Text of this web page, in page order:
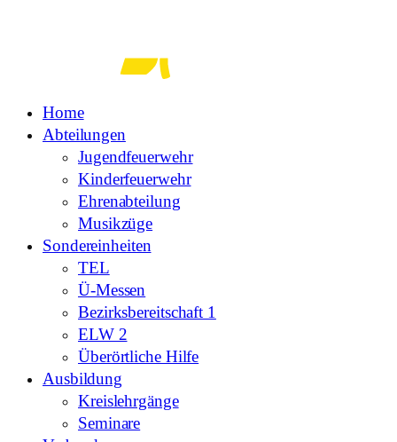
Home
Abteilungen
Jugendfeuerwehr
Kinderfeuerwehr
Ehrenabteilung
Musikzüge
Sondereinheiten
TEL
Ü-Messen
Bezirksbereitschaft 1
ELW 2
Überörtliche Hilfe
Ausbildung
Kreislehrgänge
Seminare